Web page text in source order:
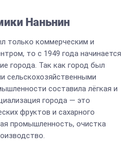
Наньнин
только коммерческим и
то с 1949 года начинается
города. Так как город был
сельскохозяйственными
составила лёгкая и
города — это
фруктов и сахарного
промышленность, очистка